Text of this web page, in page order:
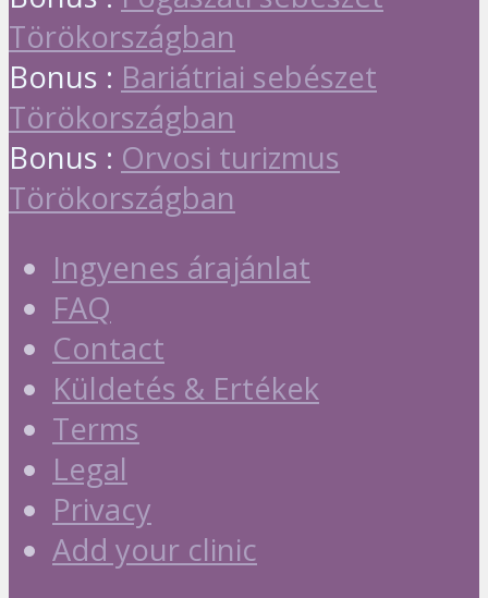
Törökországban
Bonus : Bariátriai sebészet
Törökországban
Bonus : Orvosi turizmus
Törökországban
Ingyenes árajánlat
FAQ
Contact
Küldetés & Ertékek
Terms
Legal
Privacy
Add your clinic